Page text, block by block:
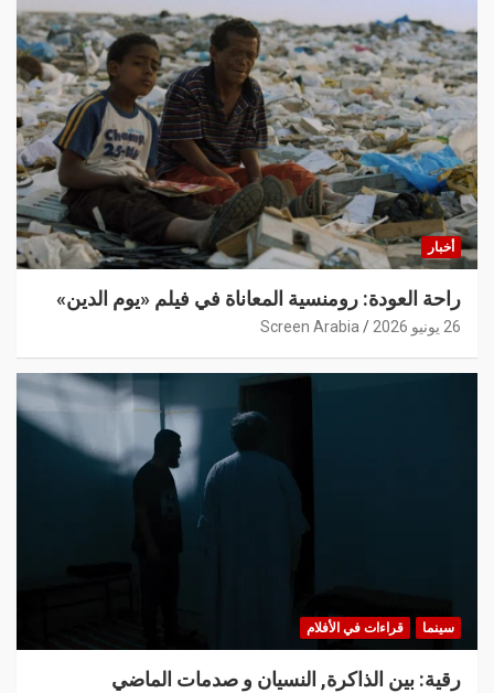
أخبار
راحة العودة: رومنسية المعاناة في فيلم «يوم الدين»
26 يونيو 2026 Screen Arabia
سينما قراءات في الأفلام
رقية: بين الذاكرة, النسيان و صدمات الماضي